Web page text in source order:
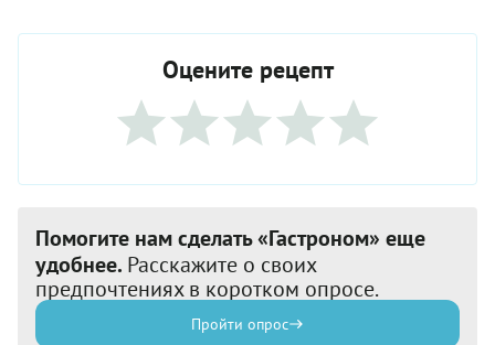
Оцените рецепт
Помогите нам сделать «Гастроном» еще
удобнее. Расскажите о своих
предпочтениях в коротком опросе.
Пройти опрос